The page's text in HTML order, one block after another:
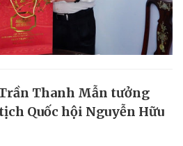
Thanh Mẫn tưởng
Quốc hội Nguyễn Hữu